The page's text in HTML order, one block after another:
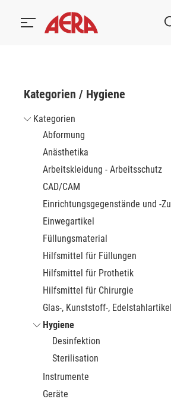
Kategorien / Hygiene
Kategorien
Abformung
Anästhetika
Arbeitskleidung - Arbeitsschutz
CAD/CAM
Einrichtungsgegenstände und -
Einwegartikel
Füllungsmaterial
Hilfsmittel für Füllungen
Hilfsmittel für Prothetik
Hilfsmittel für Chirurgie
Glas-, Kunststoff-, Edelstahlartikel
Hygiene
Desinfektion
Sterilisation
Instrumente
Geräte